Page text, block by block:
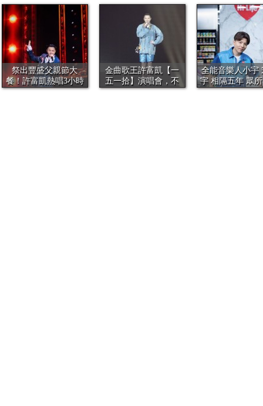
祭出豐盛父親節大
餐！許富凱熱唱3小時
共40首歌、...
金曲歌王許富凱【一
五一拾】演唱會，不
畏白海豚襲台...
全能音樂人小宇
宇 相隔五年 眾
全新...